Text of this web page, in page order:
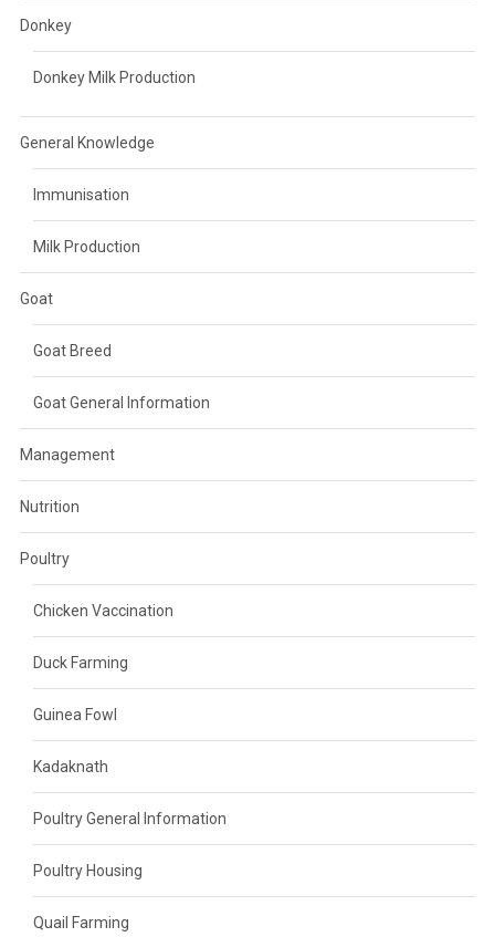
Donkey
Donkey Milk Production
General Knowledge
Immunisation
Milk Production
Goat
Goat Breed
Goat General Information
Management
Nutrition
Poultry
Chicken Vaccination
Duck Farming
Guinea Fowl
Kadaknath
Poultry General Information
Poultry Housing
Quail Farming